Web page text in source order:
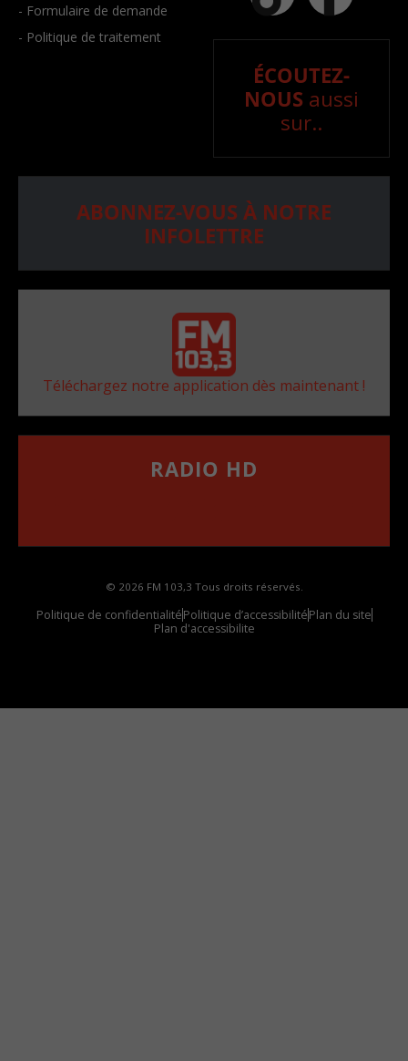
- Formulaire de demande
- Politique de traitement
ÉCOUTEZ-
NOUS aussi
sur..
ABONNEZ-VOUS À NOTRE
INFOLETTRE
Téléchargez notre application dès maintenant !
RADIO HD
© 2026 FM 103,3 Tous droits réservés.
Politique de confidentialitéPolitique d’accessibilitéPlan du site
Plan d'accessibilite